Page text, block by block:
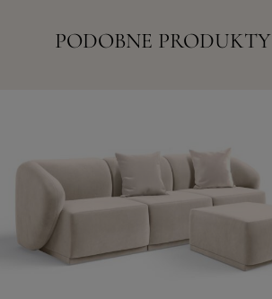
PODOBNE PRODUKTY